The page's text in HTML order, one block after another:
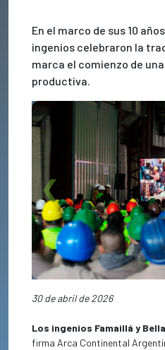
En el marco de sus 10
ingenios celebraron la
marca el comienzo de
productiva.
Previous
30 de abril de 2026
Los ingenios Famaillá y
firma Arca Continental